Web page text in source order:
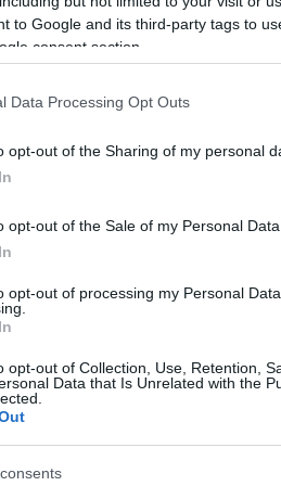
to Google and its third-party tags to
consent section.
Data Processing Opt Outs
opt-out of the Sharing of my personal
opt-out of the Sale of my Personal Data.
opt-out of processing my Personal
opt-out of Collection, Use, Retention,
Data that Is Unrelated with the
τα αίτια του
την ώρα της κατάρρευσης
Αγγλικών σε
η πιο Εύκολη